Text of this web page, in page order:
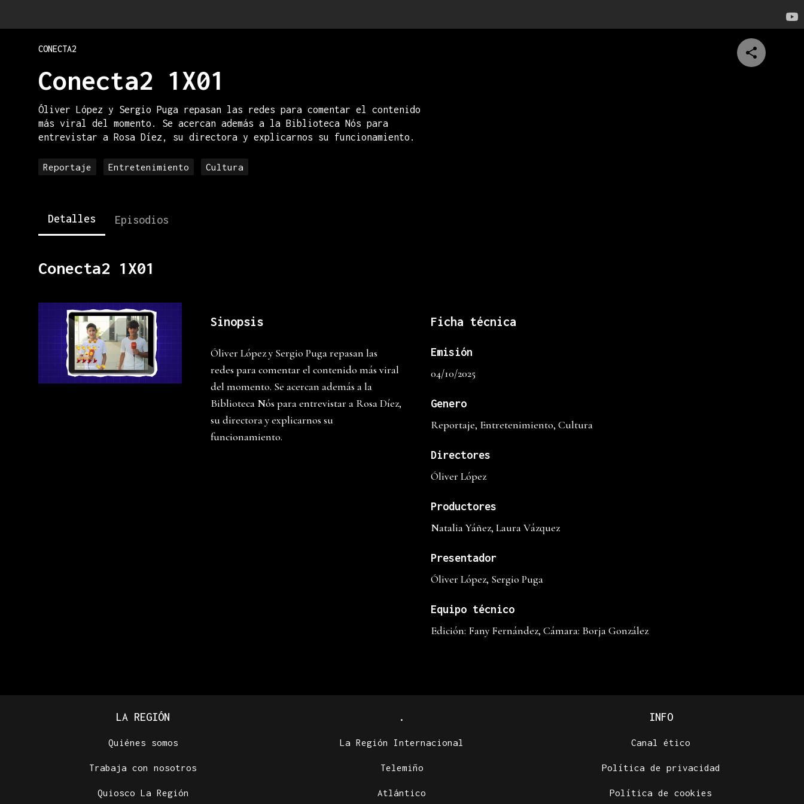
CONECTA2
Conecta2 1X01
Óliver López y Sergio Puga repasan las redes para comentar el contenido
más viral del momento. Se acercan además a la Biblioteca Nós para
entrevistar a Rosa Díez, su directora y explicarnos su funcionamiento.
Reportaje Entretenimiento Cultura
Detalles Episodios
Conecta2 1X01
Sinopsis
Óliver López y Sergio Puga repasan las
redes para comentar el contenido más viral
del momento. Se acercan además a la
Biblioteca Nós para entrevistar a Rosa Díez,
su directora y explicarnos su
funcionamiento.
Ficha técnica
Emisión
04/10/2025
Genero
Reportaje, Entretenimiento, Cultura
Directores
Óliver López
Productores
Natalia Yáñez, Laura Vázquez
Presentador
Óliver López, Sergio Puga
Equipo técnico
Edición: Fany Fernández, Cámara: Borja González
LA REGIÓN
Quiénes somos
Trabaja con nosotros
Quiosco La Región
.
La Región Internacional
Telemiño
Atlántico
INFO
Canal ético
Política de privacidad
Política de cookies